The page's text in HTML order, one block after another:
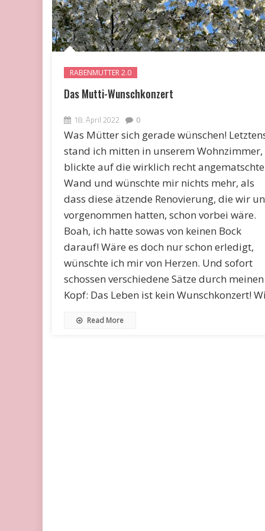
RABENMUTTER 2.0
Das Mutti-Wunschkonzert
18. April 2022 0
Was Mütter sich gerade wünschen!
stand ich mitten in unserem Wohnzimmer,
blickte auf die wirklich recht angematschte
Wand und wünschte mir nichts mehr, als
dass diese ätzende Renovierung, die wir
vorgenommen hatten, schon vorbei wäre.
Boah, ich hatte sowas von keinen Bock
darauf! Wäre es doch nur schon erledigt,
wünschte ich mir von Herzen. Und sofort
schossen verschiedene Sätze durch meinen
Kopf: Das Leben ist kein Wunschkonzert!
Read More